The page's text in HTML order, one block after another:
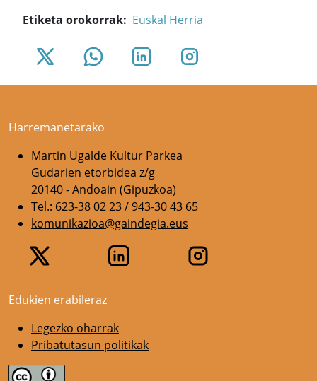
Etiketa orokorrak
Euskal Herria
Harremanetarako
Martin Ugalde Kultur Parkea
Gudarien etorbidea z/g
20140 - Andoain (Gipuzkoa)
Tel.: 623-38 02 23 / 943-30 43 65
komunikazioa@gaindegia.eus
Edukien erabileraz
Legezko oharrak
Pribatutasun politikak